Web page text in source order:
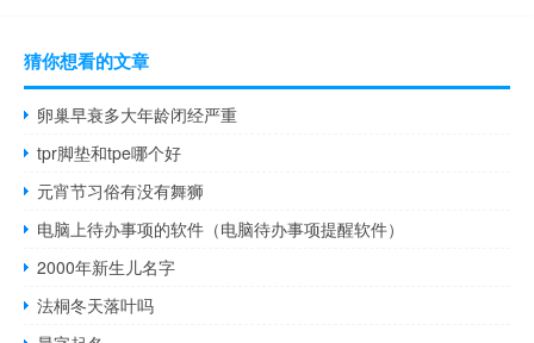
猜你想看的文章
卵巢早衰多大年龄闭经严重
tpr脚垫和tpe哪个好
元宵节习俗有没有舞狮
电脑上待办事项的软件（电脑待办事项提醒软件）
2000年新生儿名字
法桐冬天落叶吗